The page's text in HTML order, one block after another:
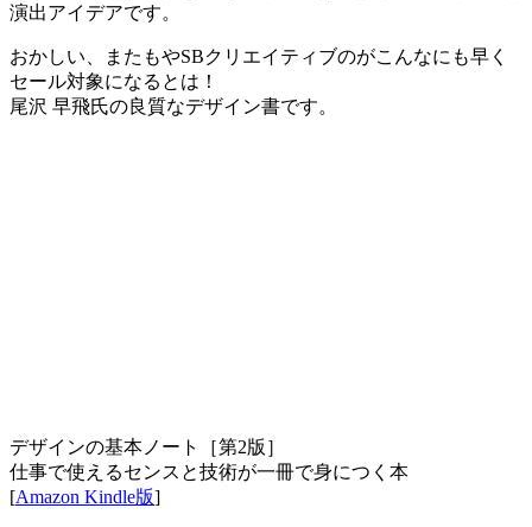
演出アイデアです。
おかしい、またもやSBクリエイティブのがこんなにも早く
セール対象になるとは！
尾沢 早飛氏の良質なデザイン書です。
デザインの基本ノート［第2版］
仕事で使えるセンスと技術が一冊で身につく本
[Amazon Kindle版]